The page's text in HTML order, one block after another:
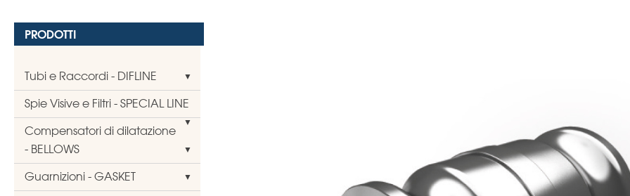
PRODOTTI
Tubi e Raccordi - DIFLINE
Spie Visive e Filtri - SPECIAL LINE
Compensatori di dilatazione
- BELLOWS
Guarnizioni - GASKET